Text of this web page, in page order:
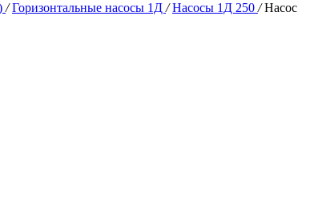
/ Горизонтальные насосы 1Д / Насосы 1Д 250 / Насос